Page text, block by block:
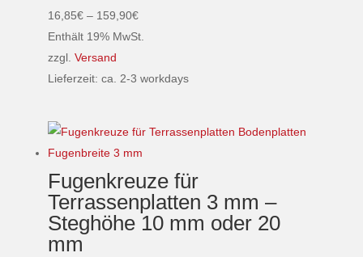
können
auf
Produktseite
16,85€ – 159,90€Preisspanne:
16,85€
159,90€
Enthält 19% MwSt.
zzgl. Versand
Lieferzeit: ca. 2-3 workdays
Produkt
mehrere
Varianten
auf.
Die
Optionen
Fugenkreuze für
Terrassenplatten 3 mm –
Steghöhe 10 mm oder 20
mm